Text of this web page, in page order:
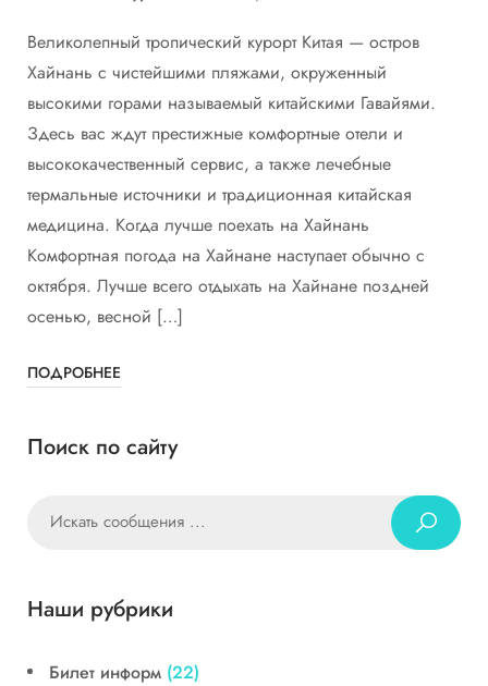
Великолепный тропический курорт Китая — остров
Хайнань с чистейшими пляжами, окруженный
высокими горами называемый китайскими Гавайями.
Здесь вас ждут престижные комфортные отели и
высококачественный сервис, а также лечебные
термальные источники и традиционная китайская
медицина. Когда лучше поехать на Хайнань
Комфортная погода на Хайнане наступает обычно с
октября. Лучше всего отдыхать на Хайнане поздней
осенью, весной […]
ПОДРОБНЕЕ
Поиск по сайту
Наши рубрики
Билет информ (22)